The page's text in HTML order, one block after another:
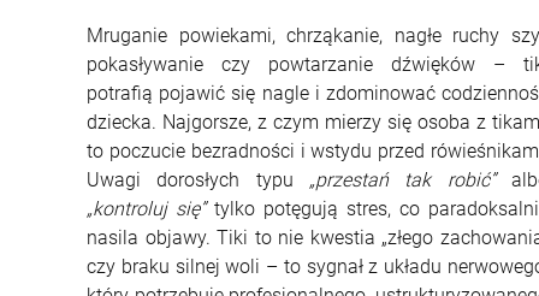
Mruganie powiekami, chrząkanie, nagłe ruchy
pokasływanie czy powtarzanie dźwięków –
potrafią pojawić się nagle i zdominować
dziecka. Najgorsze, z czym mierzy się osoba z
to poczucie bezradności i wstydu przed
Uwagi dorosłych typu „przestań tak robić”
„kontroluj się”tylko potęgują stres, co
nasila objawy. Tiki to nie kwestia „złego
czy braku silnej woli – to sygnał z układu